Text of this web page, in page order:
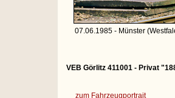
07.06.1985 - Münster
VEB Görlitz 411001 - Privat
zum Fahrzeugportrait